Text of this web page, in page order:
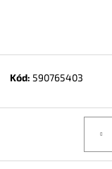
Kód: 590765403